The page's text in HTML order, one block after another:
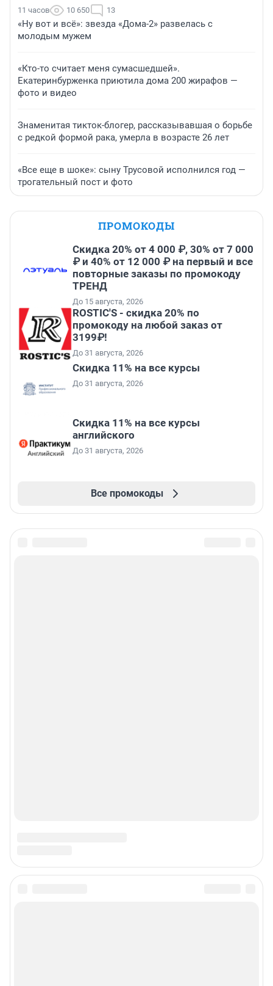
11 часов 10 650 13
«Ну вот и всё»: звезда «Дома-2» развелась с
молодым мужем
«Кто-то считает меня сумасшедшей».
Екатеринбурженка приютила дома 200 жирафов —
фото и видео
Знаменитая тикток-блогер, рассказывавшая о борьбе
с редкой формой рака, умерла в возрасте 26 лет
«Все еще в шоке»: сыну Трусовой исполнился год —
трогательный пост и фото
ПРОМОКОДЫ
Скидка 20% от 4 000 ₽, 30% от 7 000
₽ и 40% от 12 000 ₽ на первый и все
повторные заказы по промокоду
ТРЕНД
До 15 августа, 2026
ROSTIC'S - скидка 20% по
промокоду на любой заказ от
3199₽!
До 31 августа, 2026
Скидка 11% на все курсы
До 31 августа, 2026
Скидка 11% на все курсы
английского
До 31 августа, 2026
Все промокоды